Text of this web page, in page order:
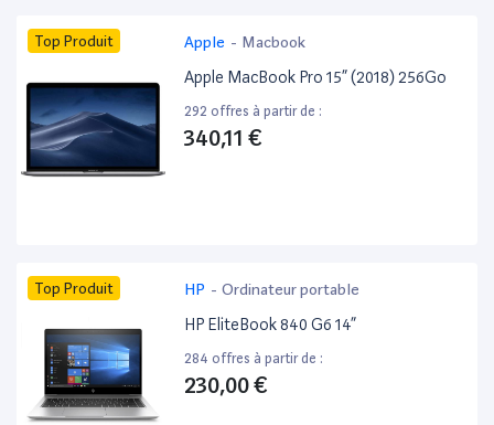
Top Produit Apple - Macbook
Apple MacBook Pro 15” (2018) 256Go
292 offres à partir de :
340,11 €
Top Produit HP - Ordinateur portable
HP EliteBook 840 G6 14”
284 offres à partir de :
230,00 €